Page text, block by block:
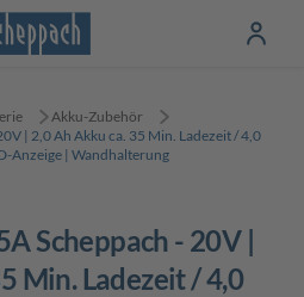
Akku-Zubehör
| 2,0 Ah Akku ca. 35 Min. Ladezeit / 4,0
Anzeige | Wandhalterung
Min. Ladezeit / 4,0